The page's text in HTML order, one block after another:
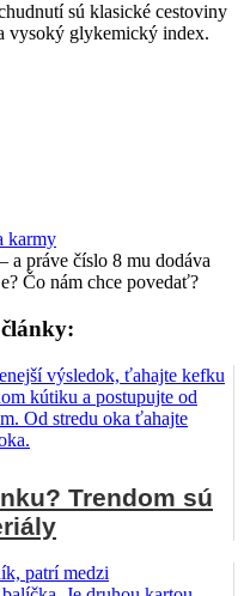
sú klasické cestoviny
vysoký glykemický index.
karmy
a práve číslo 8 mu dodáva
Čo nám chce povedať?
Trendom sú